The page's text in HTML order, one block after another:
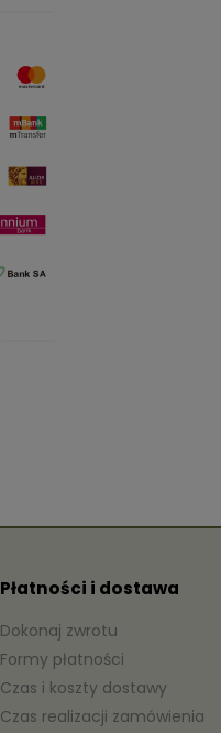
Płatności i dostawa
Dokonaj zwrotu
Formy płatności
Czas i koszty dostawy
Czas realizacji zamówienia